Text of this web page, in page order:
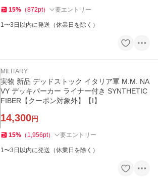
15% （872pt） 要エントリー
1〜3日以内に発送（休業日を除く）
MILITARY
実物 新品 デッドストック イタリア軍 M.M. NA
VY デッキパーカー ライナー付き SYNTHETIC
FIBER【クーポン対象外】【I】
14,300円
15% （ 1,956pt） 要エントリー
1〜3日以内に発送（休業日を除く）